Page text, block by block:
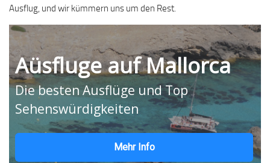
Ausflug, und wir kümmern uns um den Rest.
Aüsfluge auf Mallorca
Die besten Ausflüge und Top
Sehenswürdigkeiten
Mehr Info